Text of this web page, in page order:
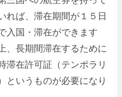
れば、滞在期間が１５日
入国・滞在ができます
、長期間滞在するために
滞在許可証（テンポラリ
というものが必要になり